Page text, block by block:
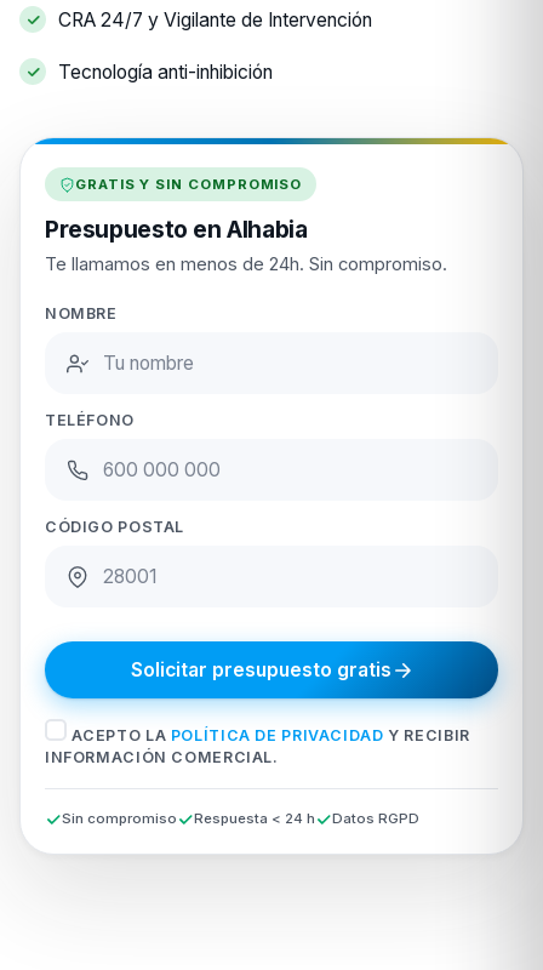
CRA 24/7 y Vigilante de Intervención
Tecnología anti-inhibición
GRATIS Y SIN COMPROMISO
Presupuesto en Alhabia
Te llamamos en menos de 24h. Sin compromiso.
NOMBRE
TELÉFONO
CÓDIGO POSTAL
Solicitar presupuesto gratis
ACEPTO LA POLÍTICA DE PRIVACIDAD Y RECIBIR
INFORMACIÓN COMERCIAL.
Sin compromiso Respuesta < 24 h Datos RGPD